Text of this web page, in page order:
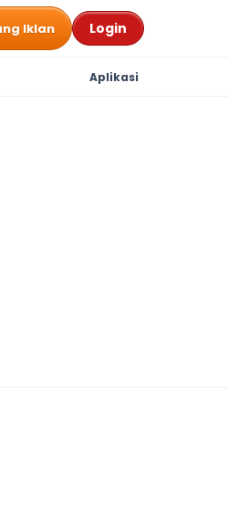
Iklan Login
Aplikasi